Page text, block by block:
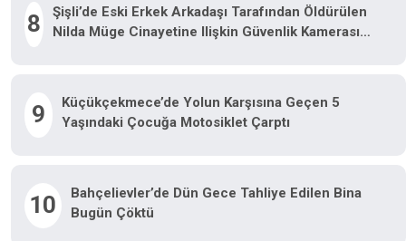
8
Şişli’de Eski Erkek Arkadaşı Tarafından Öldürülen
Nilda Müge Cinayetine Ilişkin Güvenlik Kamerası
9
Küçükçekmece’de Yolun Karşısına Geçen 5
Yaşındaki Çocuğa Motosiklet Çarptı
10
Bahçelievler’de Dün Gece Tahliye Edilen Bina
Bugün Çöktü